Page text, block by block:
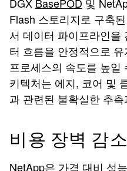
Flash 스토리지로 구축
서 데이터 파이프라인을
터 흐름을 안정적으로
프로세스의 속도를 높일
키텍처는 에지, 코어 및
과 관련된 불확실한 추
비용 장벽 감소
NetApp은 가격 대비 성